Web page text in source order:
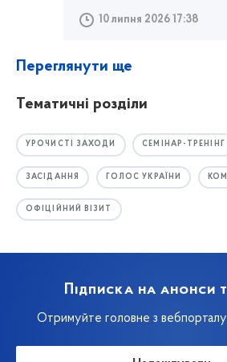
10 липня 2026 17:38
Переглянути ще
Тематичні розділи
УРОЧИСТІ ЗАХОДИ СЕМІНАР-ТРЕНІНГ
ЗАСІДАННЯ ГОЛОС УКРАЇНИ
ОФІЦІЙНИЙ ВІЗИТ
Підписка на анонси
Отримуйте головне з